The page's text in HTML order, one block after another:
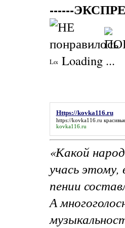
------
Loading ...
Https://kovka116.ru
https://kovka116.ru
kovka116.ru
«Какой
учась
пении
А